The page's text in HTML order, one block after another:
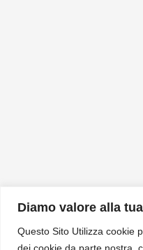
Diamo valore alla
Questo Sito Utilizza cookie
dei cookie da parte nostra,